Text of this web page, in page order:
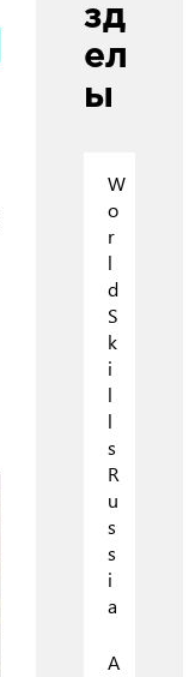
зд
ел
ы
W
o
r
l
d
S
k
i
l
l
s
R
u
s
s
i
a
А